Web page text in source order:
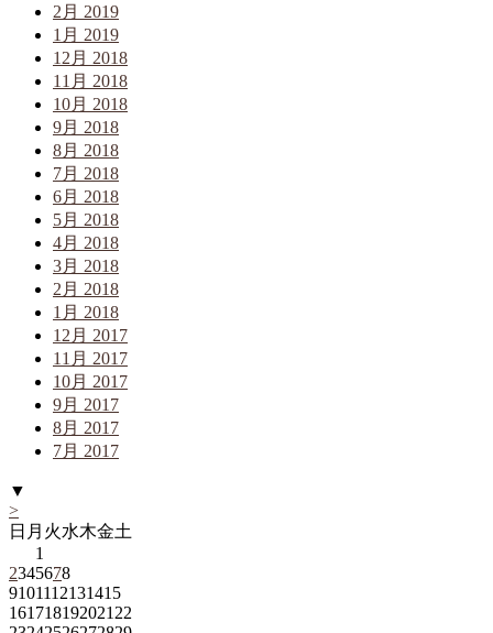
2月 2019
1月 2019
12月 2018
11月 2018
10月 2018
9月 2018
8月 2018
7月 2018
6月 2018
5月 2018
4月 2018
3月 2018
2月 2018
1月 2018
12月 2017
11月 2017
10月 2017
9月 2017
8月 2017
7月 2017
▼
>
日 月 火水木金土
1
2345678
9101112131415
161718192021 22